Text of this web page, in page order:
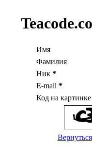
Имя
Фамилия
Ник *
E-mail *
Код на
Вернуться